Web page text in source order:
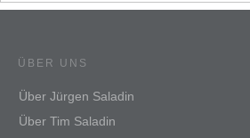
ÜBER UNS
Über Jürgen Saladin
Über Tim Saladin